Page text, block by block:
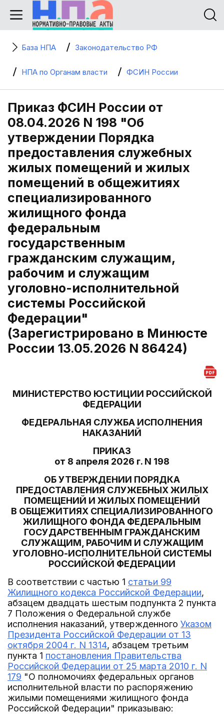
База НПА Законодательство РФ
НПА по Органам власти ФСИН России
Приказ ФСИН России от
08.04.2026 N 198 "Об
утверждении Порядка
предоставления служебных
жилых помещений и жилых
помещений в общежитиях
специализированного
жилищного фонда
федеральным
государственным
гражданским служащим,
рабочим и служащим
уголовно-исполнительной
системы Российской
Федерации"
(Зарегистрировано в Минюсте
России 13.05.2026 N 86424)
МИНИСТЕРСТВО ЮСТИЦИИ РОССИЙСКОЙ
ФЕДЕРАЦИИ
ФЕДЕРАЛЬНАЯ СЛУЖБА ИСПОЛНЕНИЯ
НАКАЗАНИЙ
ПРИКАЗ
от 8 апреля 2026 г. N 198
ОБ УТВЕРЖДЕНИИ ПОРЯДКА
ПРЕДОСТАВЛЕНИЯ СЛУЖЕБНЫХ ЖИЛЫХ
ПОМЕЩЕНИЙ И ЖИЛЫХ ПОМЕЩЕНИЙ
В ОБЩЕЖИТИЯХ СПЕЦИАЛИЗИРОВАННОГО
ЖИЛИЩНОГО ФОНДА ФЕДЕРАЛЬНЫМ
ГОСУДАРСТВЕННЫМ ГРАЖДАНСКИМ
СЛУЖАЩИМ, РАБОЧИМ И СЛУЖАЩИМ
УГОЛОВНО-ИСПОЛНИТЕЛЬНОЙ СИСТЕМЫ
РОССИЙСКОЙ ФЕДЕРАЦИИ
В соответствии с частью 1 статьи 99
Жилищного кодекса Российской Федерации,
абзацем двадцать шестым подпункта 2 пункта
7 Положения о Федеральной службе
исполнения наказаний, утвержденного Указом
Президента Российской Федерации от 13
октября 2004 г. N 1314, абзацем третьим
пункта 1 постановления Правительства
Российской Федерации от 25 марта 2010 г. N
179 "О полномочиях федеральных органов
исполнительной власти по распоряжению
жилыми помещениями жилищного фонда
Российской Федерации" приказываю: